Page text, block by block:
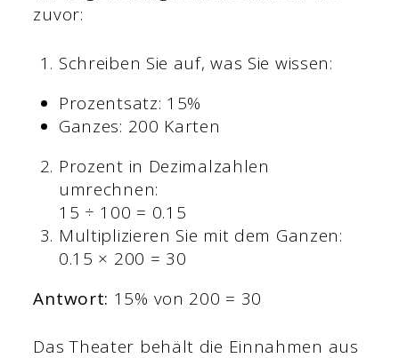
zuvor:
Schreiben Sie auf, was Sie wissen:
Prozentsatz: 15%
Ganzes: 200 Karten
Prozent in Dezimalzahlen
umrechnen:
15 ÷ 100 = 0.15
Multiplizieren Sie mit dem Ganzen:
0.15 × 200 = 30
Antwort: 15% von 200 = 30
Das Theater behält die Einnahmen aus